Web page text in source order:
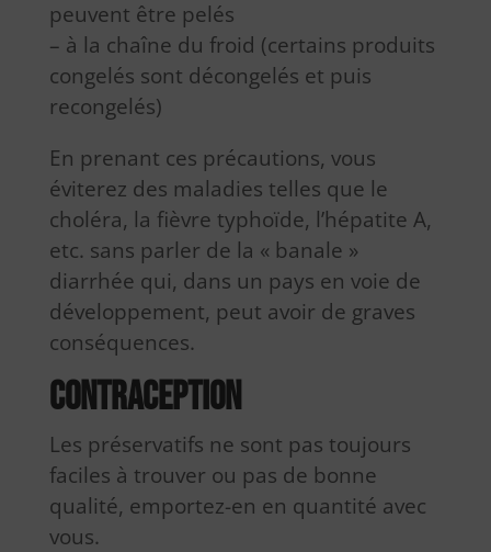
peuvent être pelés
– à la chaîne du froid (certains produits
congelés sont décongelés et puis
recongelés)
En prenant ces précautions, vous
éviterez des maladies telles que le
choléra, la fièvre typhoïde, l’hépatite A,
etc. sans parler de la « banale »
diarrhée qui, dans un pays en voie de
développement, peut avoir de graves
conséquences.
Contraception
Les préservatifs ne sont pas toujours
faciles à trouver ou pas de bonne
qualité, emportez-en en quantité avec
vous.